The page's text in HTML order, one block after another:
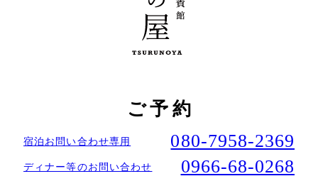
ご予約
宿泊お問い合わせ専用 080-7958-2369
ディナー等のお問い合わせ 0966-68-0268